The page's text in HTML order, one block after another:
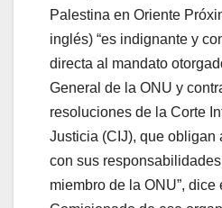
Palestina en Oriente
inglés) “es indignante y
directa al mandato
General de la ONU y
resoluciones de la Corte
Justicia (CIJ), que obligan
con sus
miembro de la ONU”, dice